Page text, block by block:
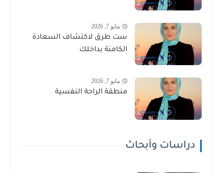
مايو 7, 2026
ست طرق لاكتشاف السعادة
الكامنة بداخلك
مايو 7, 2026
منطقة الراحة النفسية
دراسات وأبحاث